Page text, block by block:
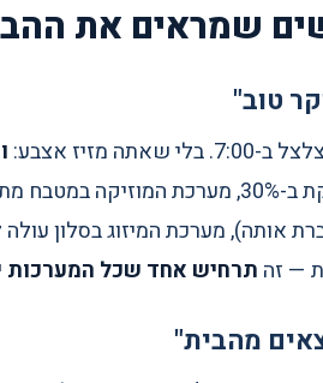
טוב"
מזיז אצבע:
— זה תרחיש אחד שכל המערכות
מהבית"